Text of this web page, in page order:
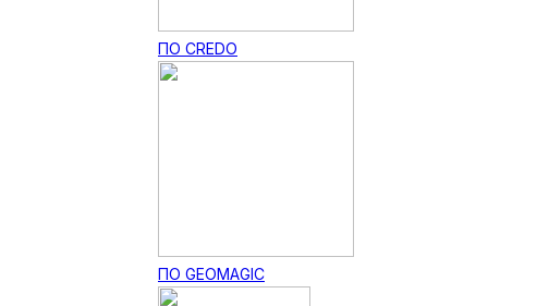
ПО CREDO
ПО GEOMAGIC